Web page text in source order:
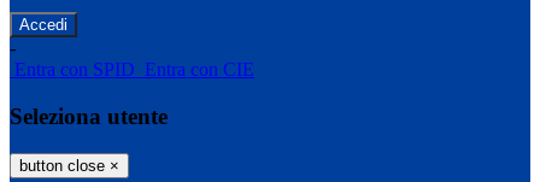
-
Entra con SPID Entra con CIE
Seleziona utente
button close ×